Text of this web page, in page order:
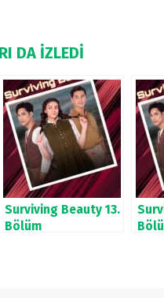
DA İZLEDİ
Surviving Beauty 13.
Bölüm